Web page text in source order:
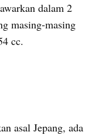
dalam 2
masing-masing
cc.
asal Jepang, ada